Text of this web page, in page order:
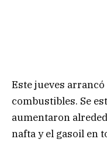
Este jueves
combustibles. Se
aumentaron
nafta y el gasoil en